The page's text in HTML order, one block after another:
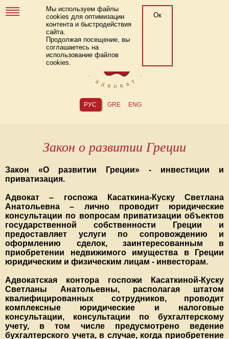
Мы используем файлы
cookies для оптимизации
контента и быстродействия
сайта.
Продолжая посещение, вы
соглашаетесь на
использование файлов
cookies.
Ок
РУС GRE ENG
Закон о развитии Греции
Закон «О развитии Греции» - инвестиции и
приватизация.
Адвокат – госпожа Касаткина-Куску Светлана
Анатольевна – лично проводит юридические
консультации по вопросам приватизации объектов
государственной собственности Греции и
предоставляет услуги по сопровождению и
оформлению сделок, заинтересованным в
приобретении недвижимого имущества в Греции
юридическим и физическим лицам - инвесторам.
Адвокатская контора госпожи Касаткиной-Куску
Светланы Анатольевны, располагая штатом
квалифицированных сотрудников, проводит
комплексные юридические и налоговые
консультации, консультации по бухгалтерскому
учету, в том числе предусмотрено ведение
бухгалтерского учета, в случае, когда приобретение